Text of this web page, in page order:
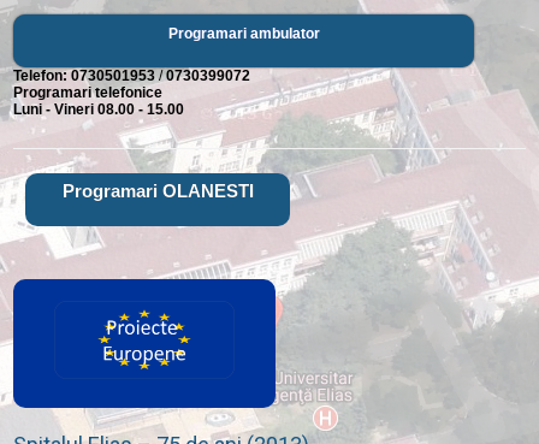
Programari ambulator
Telefon:0730501953/0730399072
Programari telefonice
Luni - Vineri 08.00 - 15.00
Programari OLANESTI